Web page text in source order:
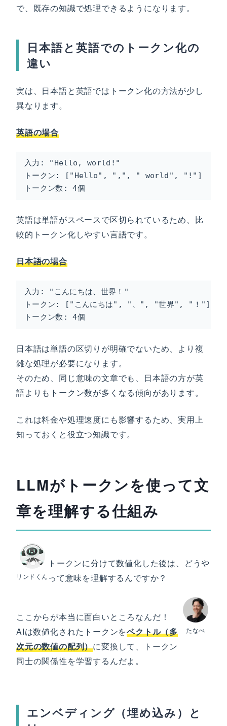
で、既存の知識で処理できるようになります。
日本語と英語でのトークン化の
違い
実は、日本語と英語ではトークン化の方法が少し
異なります。
英語の場合
入力: "Hello, world!"
トークン: ["Hello", ",", " world", "!"]
トークン数: 4個
英語は単語がスペースで区切られているため、比
較的トークン化しやすい言語です。
日本語の場合
入力: "こんにちは、世界！"
トークン: ["こんにちは", "、", "世界", "！"]
トークン数: 4個
日本語は単語の区切りが明確でないため、より複
雑な処理が必要になります。
そのため、同じ意味の文章でも、日本語の方が英
語よりもトークン数が多くなる傾向があります。
これは料金や処理速度にも影響するため、実用上
知っておくと役立つ知識です。
LLMがトークンを使って文
章を理解する仕組み
リンドくん
トークンに分けて数値化した後は、どうや
って意味を理解するんですか？
たなべ
ここからが本当に面白いところなんだ！
AIは数値化されたトークンをベクトル（多
次元の数値の配列）に変換して、トークン
同士の関係性を学習するんだよ。
エンベディング（埋め込み）と